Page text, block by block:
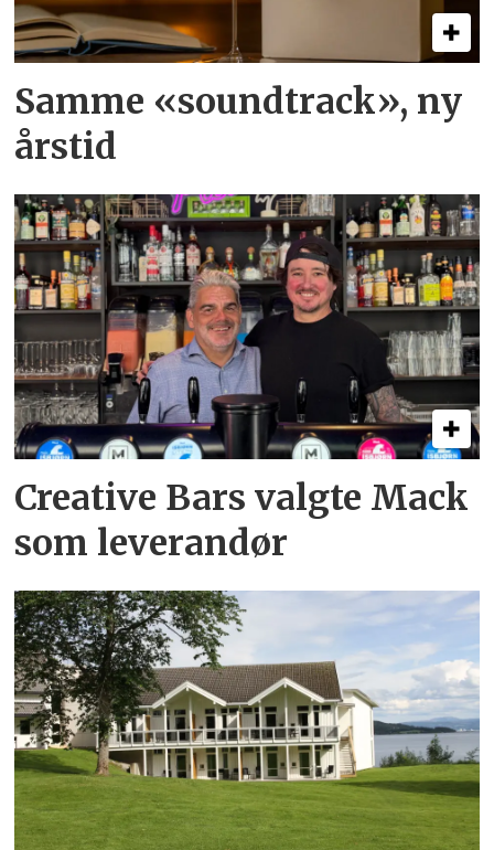
Samme «soundtrack», ny
årstid
Creative Bars valgte Mack
som leverandør